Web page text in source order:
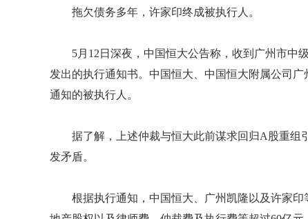
拖欠债务多年，许家印终成被执行人。
5月12日深夜，中国恒大公告称，收到广州市中
发出的执行通知书。中国恒大、中国恒大附属公司
通知的被执行人。
据了解，上述仲裁与恒大此前谋求回归A股重组
发矛盾。
根据执行通知，中国恒大、广州凯隆以及许家